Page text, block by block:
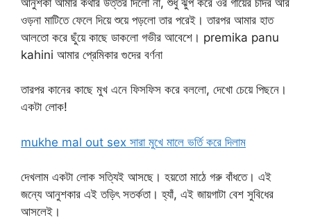
ওড়না মাটিতে ফেলে দিয়ে শুয়ে পড়লো তার পরেই। তারপর আমার হাত
আলতো করে ছুঁয়ে কাছে ডাকলো গভীর আবেশে। premika panu
kahini আমার প্রেমিকার গুদের বর্ণনা
তারপর কানের কাছে মুখ এনে ফিসফিস করে বললো, দেখো চেয়ে পিছনে।
একটা লোক!
mukhe mal out sex সারা মুখে মালে ভর্তি করে দিলাম
দেখলাম একটা লোক সত্যিই আসছে। হয়তো মাঠে গরু বাঁধতে। এই
জন্যে আনুশকার এই তড়িৎ সতর্কতা। হ্যাঁ, এই জায়গাটা বেশ সুবিধের
আসলেই।